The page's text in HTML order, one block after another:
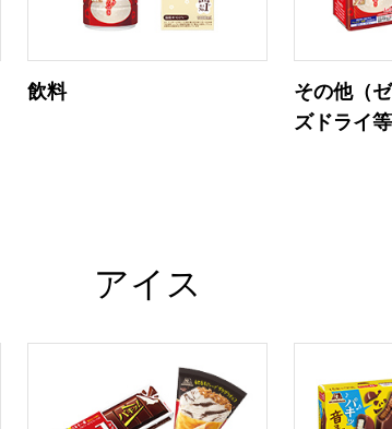
飲料
その他（
ズドライ
アイス